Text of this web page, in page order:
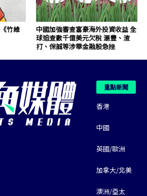
竹維
中國加強審查富豪海外投資收益 全
球追查數千億美元欠稅 滙豐、渣
打、保誠等涉華金融股急挫
重點新聞
香港
中國
英國/歐洲
加拿大/北美
澳洲/亞太